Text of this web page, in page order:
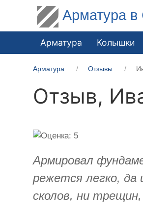
Арматура в
Арматура Колышки
Арматура Отзывы
Отзыв,
Армировал
режется легко, да
сколов, ни